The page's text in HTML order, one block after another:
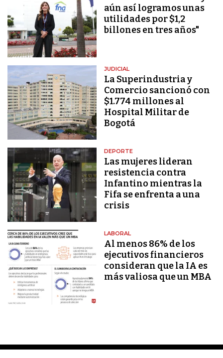
aún así logramos unas
utilidades por $1,2
billones en tres años"
JUDICIAL
La Superindustria y
Comercio sancionó con
$1.774 millones al
Hospital Militar de
Bogotá
DEPORTE
Las mujeres lideran
resistencia contra
Infantino mientras la
Fifa se enfrenta a una
crisis
LABORAL
Al menos 86% de los
ejecutivos financieros
consideran que la IA es
más valiosa que un MBA